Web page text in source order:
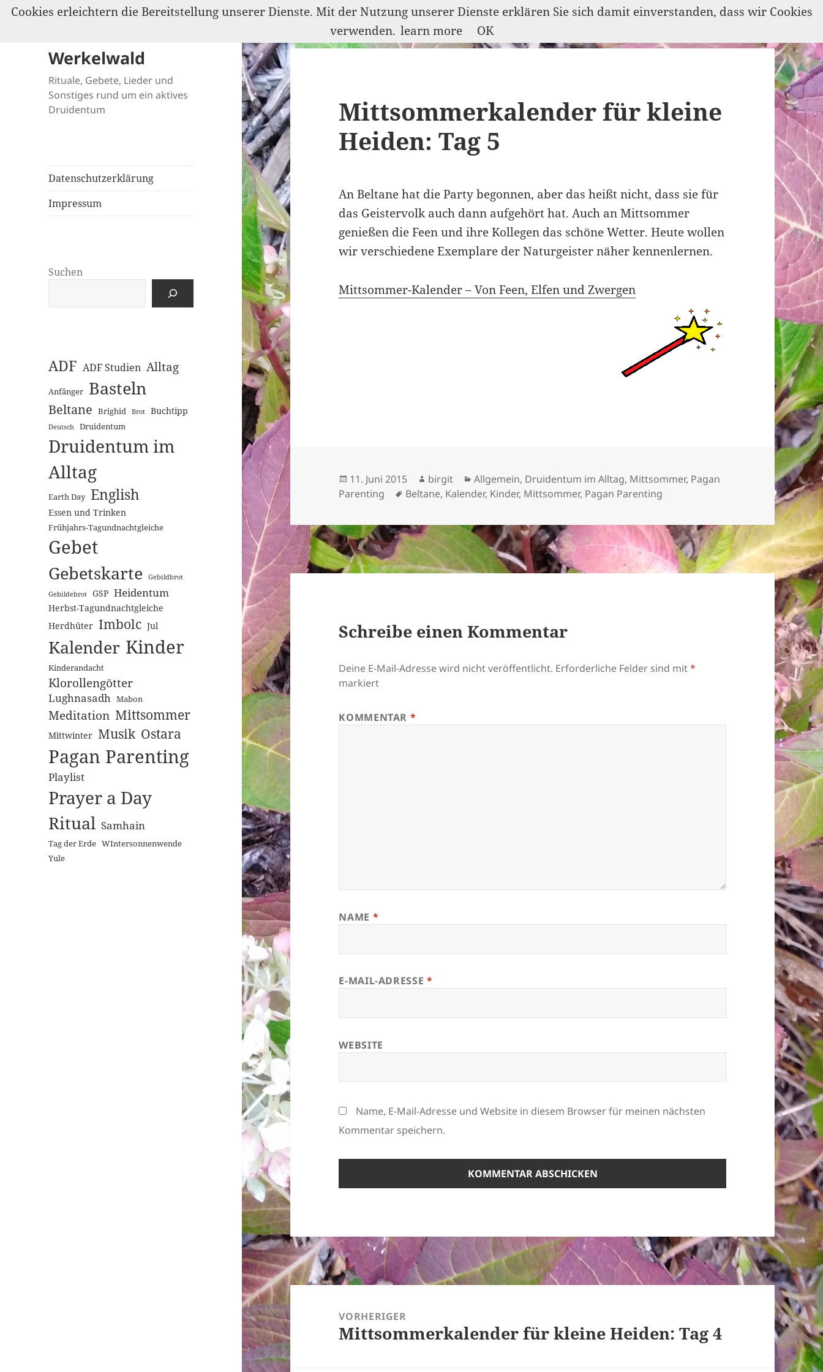
Werkelwald
Rituale, Gebete, Lieder und
Sonstiges rund um ein aktives
Druidentum
Datenschutzerklärung
Impressum
Suchen
ADF ADF Studien Alltag
Anfänger Basteln
Beltane Brighid Brot Buchtipp
Deutsch Druidentum
Druidentum im
Alltag
Earth Day English
Essen und Trinken
Frühjahrs-Tagundnachtgleiche
Gebet
Gebetskarte
Gebildbrot
Gebildebrot
GSP Heidentum
Herbst-Tagundnachtgleiche
Herdhüter Imbolc Jul
Kalender Kinder
Kinderandacht
Klorollengötter
Lughnasadh Mabon
Meditation Mittsommer
Mittwinter Musik Ostara
Pagan Parenting
Playlist
Prayer a Day
Ritual Samhain
Tag der Erde WIntersonnenwende
Yule
Mittsommerkalender für kleine
Heiden: Tag 5
An Beltane hat die Party begonnen, aber das heißt nicht, dass sie für
das Geistervolk auch dann aufgehört hat. Auch an Mittsommer
genießen die Feen und ihre Kollegen das schöne Wetter. Heute wollen
wir verschiedene Exemplare der Naturgeister näher kennenlernen.
Mittsommer-Kalender – Von Feen,Elfen und Zwergen
Veröffentlicht
am
11. Juni 2015 Autor
birgit Kategorien
Allgemein, Druidentum im Alltag, Mittsommer, Pagan
Parenting
Schlagwörter
Beltane, Kalender, Kinder, Mittsommer, Pagan Parenting
Schreibe einen Kommentar
Deine E-Mail-Adresse wird nicht veröffentlicht. Erforderliche Felder sind mit*
markiert
KOMMENTAR *
NAME *
E-MAIL-ADRESSE *
WEBSITE
Name, E-Mail-Adresse und Website in diesem Browser für meinen nächsten
Kommentar speichern.
Beitragsnavigation
VORHERIGER
Vorheriger
Mittsommerkalender für kleine Heiden: Tag 4
Cookies erleichtern die Bereitstellung unserer Dienste. Mit der Nutzung unserer Dienste erklären Sie sich damit einverstanden, dass wir Cookies
verwenden. learn more OK